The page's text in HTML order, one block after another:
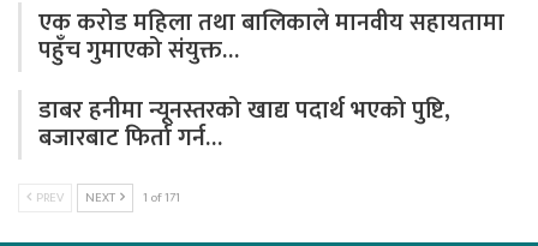
एक करोड महिला तथा बालिकाले मानवीय सहायतामा
पहुँच गुमाएको संयुक्त…
डाबर हनीमा न्यूनस्तरको खाद्य पदार्थ भएको पुष्टि,
बजारबाट फिर्ता गर्न…
PREV NEXT 1 of 171